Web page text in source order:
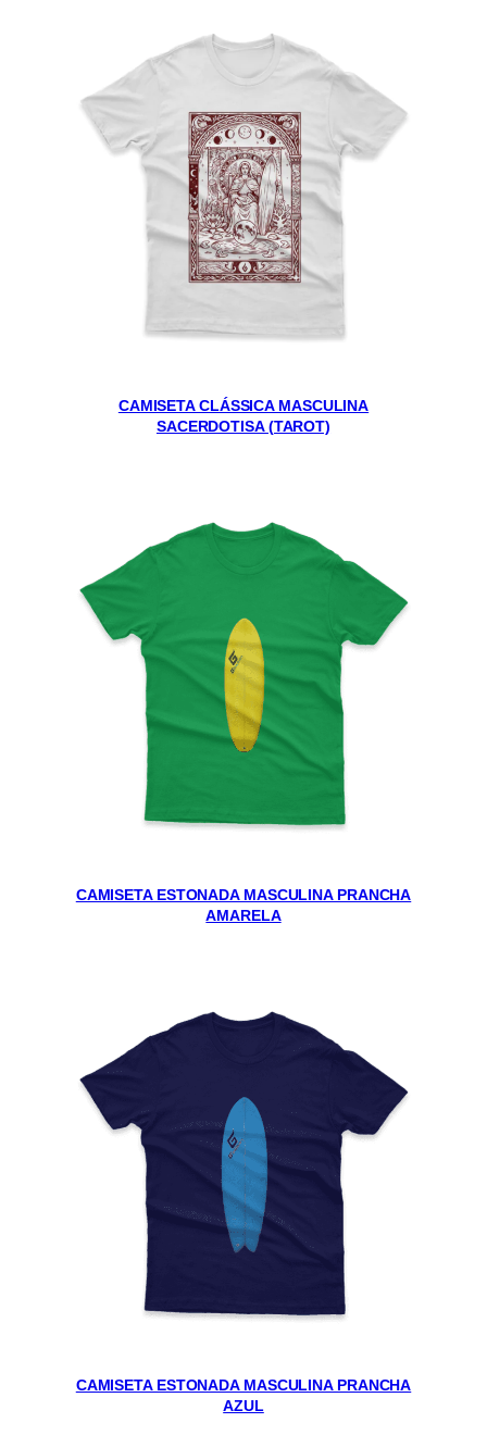
CAMISETA CLÁSSICA MASCULINA
SACERDOTISA (TAROT)
CAMISETA ESTONADA MASCULINA PRANCHA
AMARELA
CAMISETA ESTONADA MASCULINA PRANCHA
AZUL